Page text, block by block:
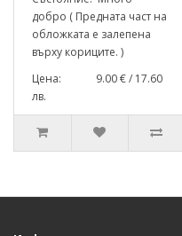
добро ( Предната част на
обложката е залепена
върху кориците. )
Цена: 9.00 € / 17.60
лв.